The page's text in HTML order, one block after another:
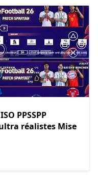
PPSSPP
réalistes Mise